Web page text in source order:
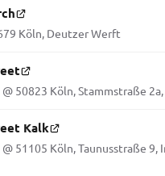
Köln, Deutzer Werft
@ 50823 Köln, Stammstraße
Kalk
@ 51105 Köln, Taunusstraße